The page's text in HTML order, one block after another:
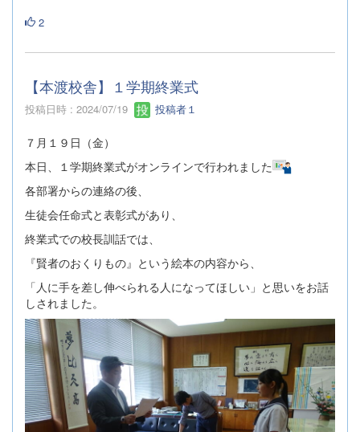
2
【本渡校舎】１学期終業式
投稿日時 : 2024/07/19 投稿者１
７月１９日（金）
本日、１学期終業式がオンラインで行われました
各部署からの連絡の後、
生徒会任命式と表彰式があり、
終業式での校長訓話では、
『賢者のおくりもの』という絵本の内容から、
「人に手を差し伸べられる人になってほしい」と思いをお話
しされました。